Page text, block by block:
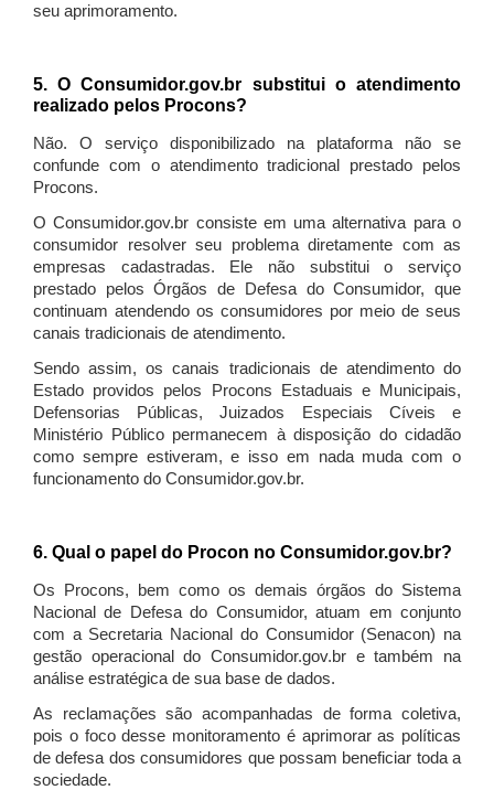
seu aprimoramento.
5. O Consumidor.gov.br substitui o atendimento
realizado pelos Procons?
Não. O serviço disponibilizado na plataforma não se
confunde com o atendimento tradicional prestado pelos
Procons.
O Consumidor.gov.br consiste em uma alternativa para o
consumidor resolver seu problema diretamente com as
empresas cadastradas. Ele não substitui o serviço
prestado pelos Órgãos de Defesa do Consumidor, que
continuam atendendo os consumidores por meio de seus
canais tradicionais de atendimento.
Sendo assim, os canais tradicionais de atendimento do
Estado providos pelos Procons Estaduais e Municipais,
Defensorias Públicas, Juizados Especiais Cíveis e
Ministério Público permanecem à disposição do cidadão
como sempre estiveram, e isso em nada muda com o
funcionamento do Consumidor.gov.br.
6. Qual o papel do Procon no Consumidor.gov.br?
Os Procons, bem como os demais órgãos do Sistema
Nacional de Defesa do Consumidor, atuam em conjunto
com a Secretaria Nacional do Consumidor (Senacon) na
gestão operacional do Consumidor.gov.br e também na
análise estratégica de sua base de dados.
As reclamações são acompanhadas de forma coletiva,
pois o foco desse monitoramento é aprimorar as políticas
de defesa dos consumidores que possam beneficiar toda a
sociedade.